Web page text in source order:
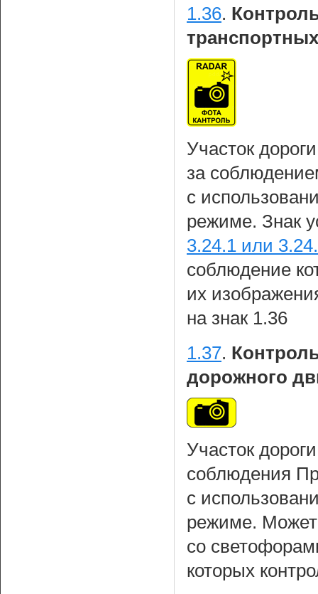
1.36.
Участок
за
с
режиме. Знак
3.24.1 или
соблюдение
их
на знак 1.36
1.37.
дорожного
Участок
соблюдения
с
режиме. Может
со
которых